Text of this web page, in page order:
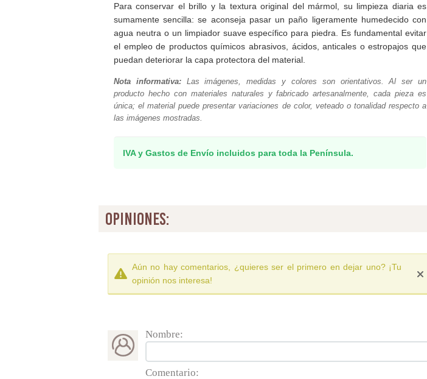
Para conservar el brillo y la textura original del mármol, su limpieza diaria es
sumamente sencilla: se aconseja pasar un paño ligeramente humedecido con
agua neutra o un limpiador suave específico para piedra. Es fundamental evitar
el empleo de productos químicos abrasivos, ácidos, anticales o estropajos que
puedan deteriorar la capa protectora del material.
Nota informativa:Las imágenes, medidas y colores son orientativos. Al ser un
producto hecho con materiales naturales y fabricado artesanalmente, cada pieza es
única; el material puede presentar variaciones de color, veteado o tonalidad respecto a
las imágenes mostradas.
IVA y Gastos de Envío incluidos para toda la Península.
opiniones:
Aún no hay comentarios, ¿quieres ser el primero en dejar uno? ¡Tu
opinión nos interesa!
Nombre:
Comentario: